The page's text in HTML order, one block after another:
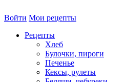
Войти Мои рецепты
Рецепты
Хлеб
Булочки, пироги
Печенье
Кексы, рулеты